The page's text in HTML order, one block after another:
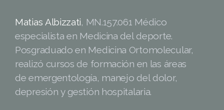
Matias Albizzati, MN.157.061 Médico
especialista en Medicina del deporte.
Posgraduado en Medicina Ortomolecular,
realizó cursos de formación en las áreas
de emergentología, manejo del dolor,
depresión y gestión hospitalaria.